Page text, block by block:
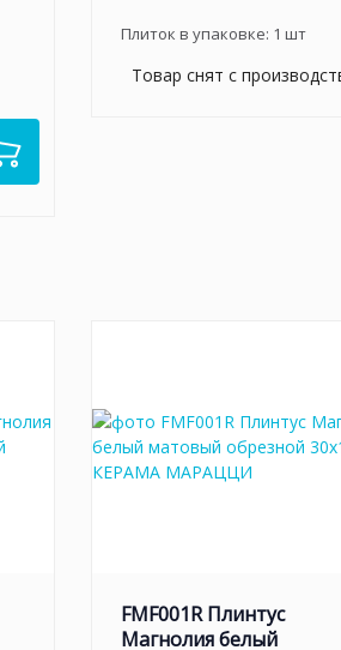
Плиток в упаковке: 1 шт
Товар снят с
FMF001R Плинтус
Магнолия белый